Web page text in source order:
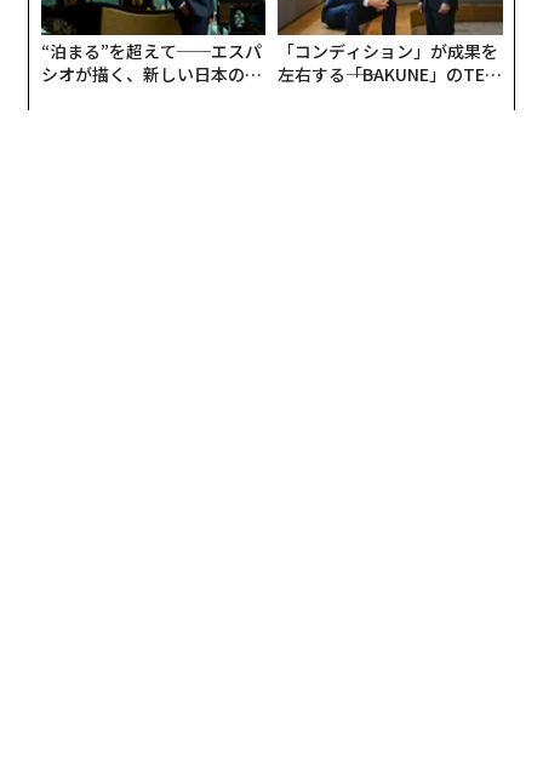
“泊まる”を超えて──エスパ
シオが描く、新しい日本のラ
「コンディション」が成果を
左右する――「BAKUNE」のTEN